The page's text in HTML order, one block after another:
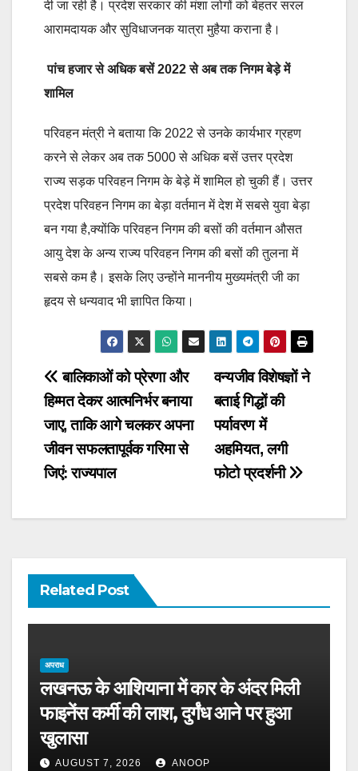
दी जा रही है। प्रदेश सरकार की मंशा लोगों को बेहतर सरल
आरामदायक और सुविधाजनक यात्रा मुहैया कराना है।
पांच हजार से अधिक बसें 2022 से अब तक निगम बेड़े में
शामिल
परिवहन मंत्री ने बताया कि 2022 से उनके कार्यभार ग्रहण
करने से लेकर अब तक 5000 से अधिक बसें उत्तर प्रदेश
राज्य सड़क परिवहन निगम के बेड़े में शामिल हो चुकी हैं। उत्तर
प्रदेश परिवहन निगम का बेड़ा वर्तमान में देश में सबसे युवा बेड़ा
बन गया है,क्योंकि परिवहन निगम की बसों की वर्तमान औसत
आयु देश के अन्य राज्य परिवहन निगम की बसों की तुलना में
सबसे कम है। इसके लिए उन्होंने माननीय मुख्यमंत्री जी का
हृदय से धन्यवाद भी ज्ञापित किया।
Post
navigation
वन्यजीव विशेषज्ञों ने
बताई गिद्धों की
पर्यावरण में
अहमियत, लगी
फोटो प्रदर्शनी
बालिकाओं को प्रेरणा और
हिम्मत देकर आत्मनिर्भर बनाया
जाए, ताकि आगे चलकर अपना
जीवन सफलतापूर्वक गरिमा से
जिएं: राज्यपाल
Related Post
अपराध
लखनऊ के आशियाना में कार के अंदर मिली
फाइनेंस कर्मी की लाश, दुर्गंध आने पर हुआ
खुलासा
AUGUST 7, 2026 ANOOP